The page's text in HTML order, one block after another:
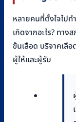
หลายคนที่ตั้งใจไป
เกิดจากอะไร? ทา
ข้นเลือด บริจาคเลื
ผู้ให้และผู้รับ